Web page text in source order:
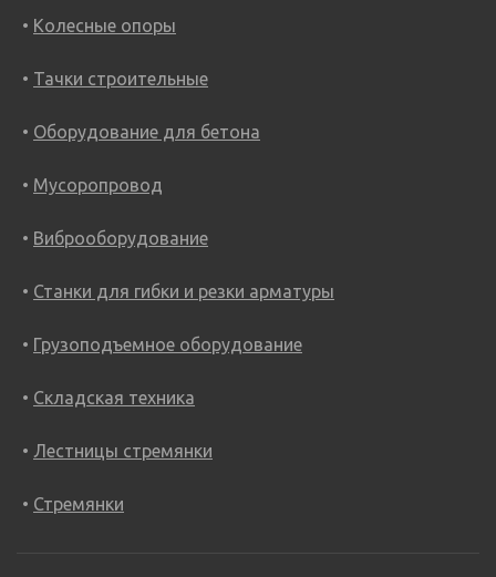
Колесные опоры
Тачки строительные
Оборудование для бетона
Мусоропровод
Виброоборудование
Станки для гибки и резки арматуры
Грузоподъемное оборудование
Складская техника
Лестницы стремянки
Стремянки